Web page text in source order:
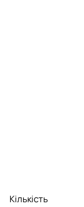
Кількість